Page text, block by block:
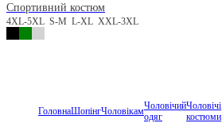
Спортивний костюм
4XL-5XL S-M L-XL XXL-3XL
ГоловнаШопінгЧоловікамЧоловічий
одяг
Чоловічі
костюми